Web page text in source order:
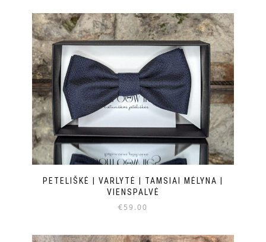
PETELIŠKĖ | VARLYTĖ | TAMSIAI MĖLYNA |
VIENSPALVĖ
€59.00